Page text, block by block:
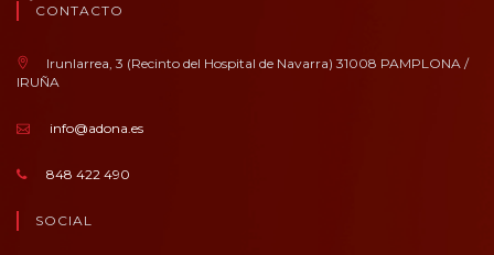
CONTACTO
Irunlarrea, 3 (Recinto del Hospital de Navarra) 31008 PAMPLONA /
IRUÑA
info@adona.es
848 422 490
SOCIAL